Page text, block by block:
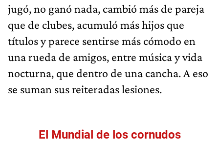
jugó, no ganó nada, cambió más de pareja
que de clubes, acumuló más hijos que
títulos y parece sentirse más cómodo en
una rueda de amigos, entre música y vida
nocturna, que dentro de una cancha. A eso
se suman sus reiteradas lesiones.
El Mundial de los cornudos